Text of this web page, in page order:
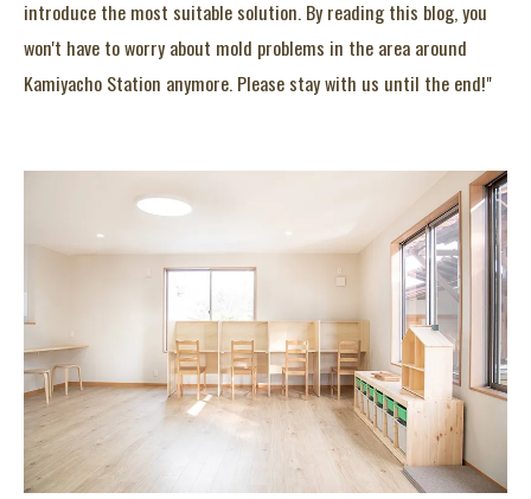
introduce the most suitable solution. By reading this blog, you
won't have to worry about mold problems in the area around
Kamiyacho Station anymore. Please stay with us until the end!"